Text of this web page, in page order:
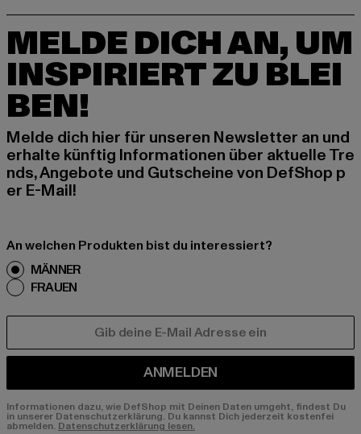
MELDE DICH AN, UM
INSPIRIERT ZU BLEI
BEN!
Melde dich hier für unseren Newsletter an und
erhalte künftig Informationen über aktuelle Tre
nds, Angebote und Gutscheine von DefShop p
er E-Mail!
An welchen Produkten bist du interessiert?
MÄNNER
FRAUEN
ANMELDEN
Informationen dazu, wie DefShop mit Deinen Daten umgeht, findest Du
in unserer Datenschutzerklärung. Du kannst Dich jederzeit kostenfei
abmelden. Datenschutzerklärung lesen.